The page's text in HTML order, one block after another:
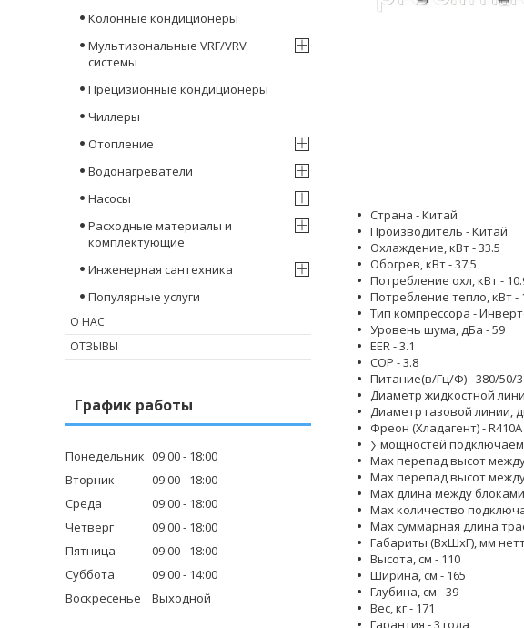
Страна - Китай
Производитель - Китай
Охлаждение, кВт- 33.5
Обогрев, кВт- 37.5
Потребление охл, кВт-
Потребление тепло, кВт-
Тип компрессора -
Уровень шума, дБа - 59
EER - 3.1
COP - 3.8
Питание(в/Гц/Ф)- 380/50/3
Диаметр жидкостной
Диаметр газовой линии,
Фреон (Хладагент)- R410A
∑ мощностей
Max перепад высот
Max перепад высот
Max длина между блоками
Max количество
Max суммарная длина
Габариты (ВxШxГ), мм
Высота, см - 110
Ширина, см - 165
Глубина, см - 39
Вес, кг- 171
Гарантия - 3 года
Колонные кондиционеры
Мультизональные VRF/VRV
системы
Прецизионные кондиционеры
Чиллеры
Отопление
Водонагреватели
Насосы
Расходные материалы и
комплектующие
Инженерная сантехника
Популярные услуги
О НАС
ОТЗЫВЫ
График работы
Понедельник 09:00
18:00
Вторник
09:00
18:00
Среда
09:00
18:00
Четверг
09:00
18:00
Пятница
09:00
18:00
Суббота
09:00
14:00
Воскресенье
Выходной